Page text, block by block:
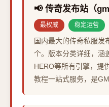
📢 传奇发布站（
最权威 稳定运营
国内最大的传奇私服发
个。版本分类详细，涵
HERO等所有引擎，提
教程一站式服务，是